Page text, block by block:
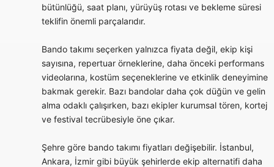
bütünlüğü, saat planı, yürüyüş rotası ve bekleme süresi
teklifin önemli parçalarıdır.
Bando takımı seçerken yalnızca fiyata değil, ekip kişi
sayısına, repertuar örneklerine, daha önceki performans
videolarına, kostüm seçeneklerine ve etkinlik deneyimine
bakmak gerekir. Bazı bandolar daha çok düğün ve gelin
alma odaklı çalışırken, bazı ekipler kurumsal tören, kortej
ve festival tecrübesiyle öne çıkar.
Şehre göre bando takımı fiyatları değişebilir. İstanbul,
Ankara, İzmir gibi büyük şehirlerde ekip alternatifi daha